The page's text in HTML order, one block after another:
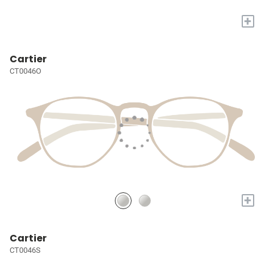
+
Cartier
CT0046O
+
Cartier
CT0046S